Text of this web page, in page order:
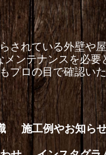
されている外壁や
ンテナンスを必
プロの目で確認いた
施工例やお知ら